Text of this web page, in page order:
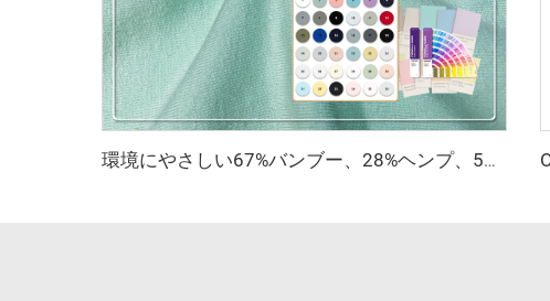
環境にやさしい67%バンブー、28%ヘンプ、5%スパンデックス製の通気性・抗菌・吸湿性に優れたフリース生地（ランジェリー・アクティブウェア用）